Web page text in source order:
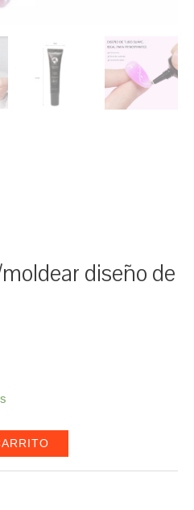
diseño de